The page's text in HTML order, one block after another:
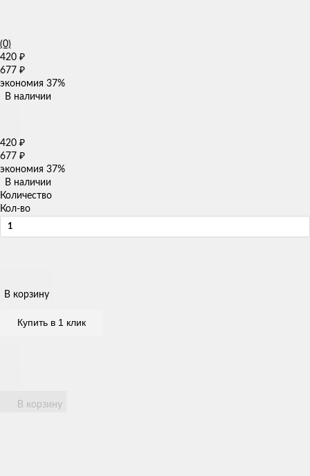
(0)
420 ₽
677 ₽
экономия 37%
В наличии
420 ₽
677 ₽
экономия 37%
В наличии
Количество
Кол-во
В корзину
Купить в 1 клик
В корзину